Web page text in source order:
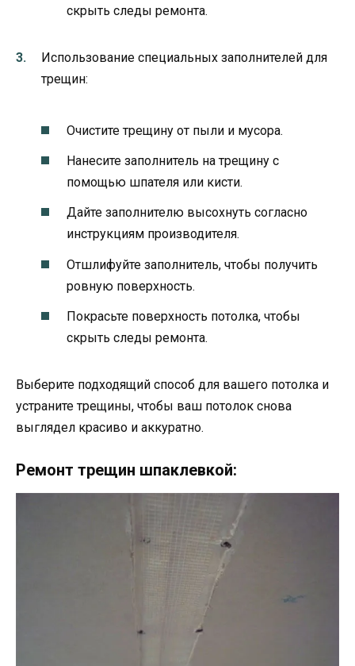
скрыть следы ремонта.
Использование специальных заполнителей для
трещин:
Очистите трещину от пыли и мусора.
Нанесите заполнитель на трещину с
помощью шпателя или кисти.
Дайте заполнителю высохнуть согласно
инструкциям производителя.
Отшлифуйте заполнитель, чтобы получить
ровную поверхность.
Покрасьте поверхность потолка, чтобы
скрыть следы ремонта.
Выберите подходящий способ для вашего потолка и
устраните трещины, чтобы ваш потолок снова
выглядел красиво и аккуратно.
Ремонт трещин шпаклевкой: